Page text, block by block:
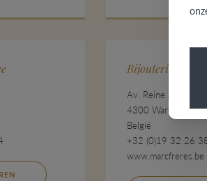
Bijouterie Freres
Av. Reine Astrid 6
4300 Waremme
België
+32 (0)19 32 26
www.marcfreres.be